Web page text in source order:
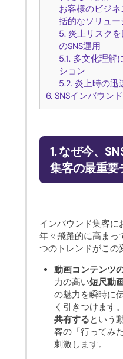
お客様のビジ
括的なソリュー
5. 炎上リスク
のSNS運用
5.1. 多文化理解
ション
5.2. 炎上時の
6. SNSインバウン
1. なぜ今、
集客の最重要
インバウンド集客に
年々飛躍的に高まっ
つのトレンドがこの
動画コンテンツ
力の高い短尺動
の魅力を瞬時に
く引きつけます
共有するという
客の「行ってみ
刺激します。